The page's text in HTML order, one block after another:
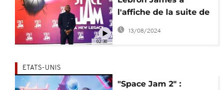
02:30
l'affiche de la suite de
Space Jam
13/08/2024
ETATS-UNIS
"Space Jam 2" :